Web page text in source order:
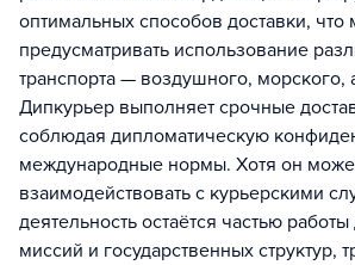
оптимальных способов доставки, что
предусматривать использование
транспорта — воздушного, морского,
Дипкурьер выполняет срочные
соблюдая дипломатическую
международные нормы. Хотя он
взаимодействовать с курьерскими
деятельность остаётся частью
миссий и государственных структур,